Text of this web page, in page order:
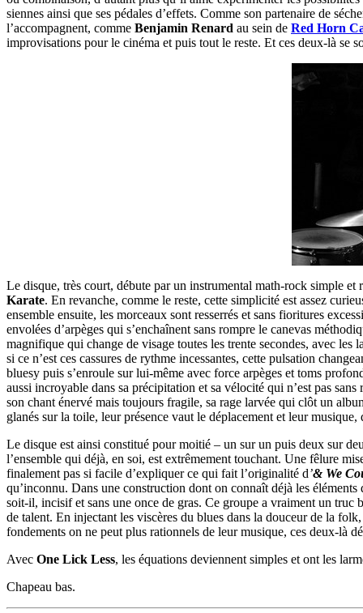
siennes ainsi que ses pédales d’effets. Comme son partenaire de
l’accompagnent, comme Benjamin Renard au sein de Red Horn
improvisations pour le cinéma et puis tout le reste. Et ces deux-là se
Le disque, très court, débute par un instrumental math-rock simple
Karate. En revanche, comme le reste, cette simplicité est assez
ensemble ensuite, les morceaux sont resserrés et sans fioritures
envolées d’arpèges qui s’enchaînent sans rompre le canevas
magnifique qui change de visage toutes les trente secondes, avec
si ce n’est ces cassures de rythme incessantes, cette pulsation
bluesy puis s’enroule sur lui-même avec force arpèges et toms
aussi incroyable dans sa précipitation et sa vélocité qui n’est pas sans
son chant énervé mais toujours fragile, sa rage larvée qui clôt un
glanés sur la toile, leur présence vaut le déplacement et leur
Le disque est ainsi constitué pour moitié – un sur un puis deux sur
l’ensemble qui déjà, en soi, est extrêmement touchant. Une fêlure
finalement pas si facile d’expliquer ce qui fait l’originalité d’& We
qu’inconnu. Dans une construction dont on connaît déjà les
soit-il, incisif et sans une once de gras. Ce groupe a vraiment un truc
de talent. En injectant les viscères du blues dans la douceur de la
fondements on ne peut plus rationnels de leur musique, ces deux-là
Avec One Lick Less, les équations deviennent simples et ont les
Chapeau bas.